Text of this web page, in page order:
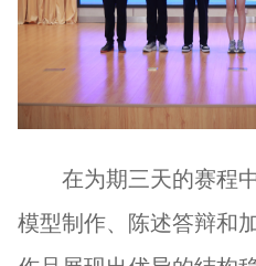
在为期三天的赛程
模型制作、陈述答辩和